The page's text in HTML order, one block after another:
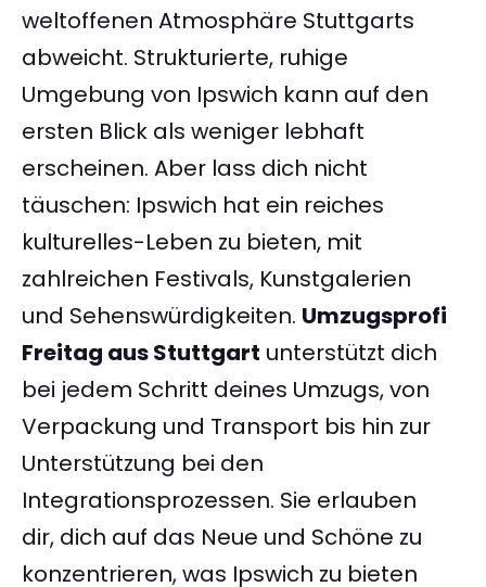
weltoffenen Atmosphäre Stuttgarts
abweicht. Strukturierte, ruhige
Umgebung von Ipswich kann auf den
ersten Blick als weniger lebhaft
erscheinen. Aber lass dich nicht
täuschen: Ipswich hat ein reiches
kulturelles-Leben zu bieten, mit
zahlreichen Festivals, Kunstgalerien
und Sehenswürdigkeiten. Umzugsprofi
Freitag aus Stuttgart unterstützt dich
bei jedem Schritt deines Umzugs, von
Verpackung und Transport bis hin zur
Unterstützung bei den
Integrationsprozessen. Sie erlauben
dir, dich auf das Neue und Schöne zu
konzentrieren, was Ipswich zu bieten